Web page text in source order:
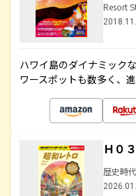
Resort
ハワイ島のダイナミック
ワースポットも数多く、
Ｈ０
歴史時代